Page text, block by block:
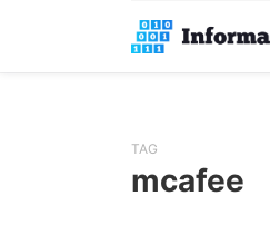
TAG
mcafee